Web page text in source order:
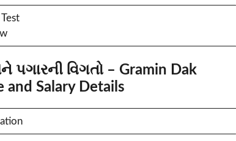
વિગતો – Gramin Dak
Salary Details